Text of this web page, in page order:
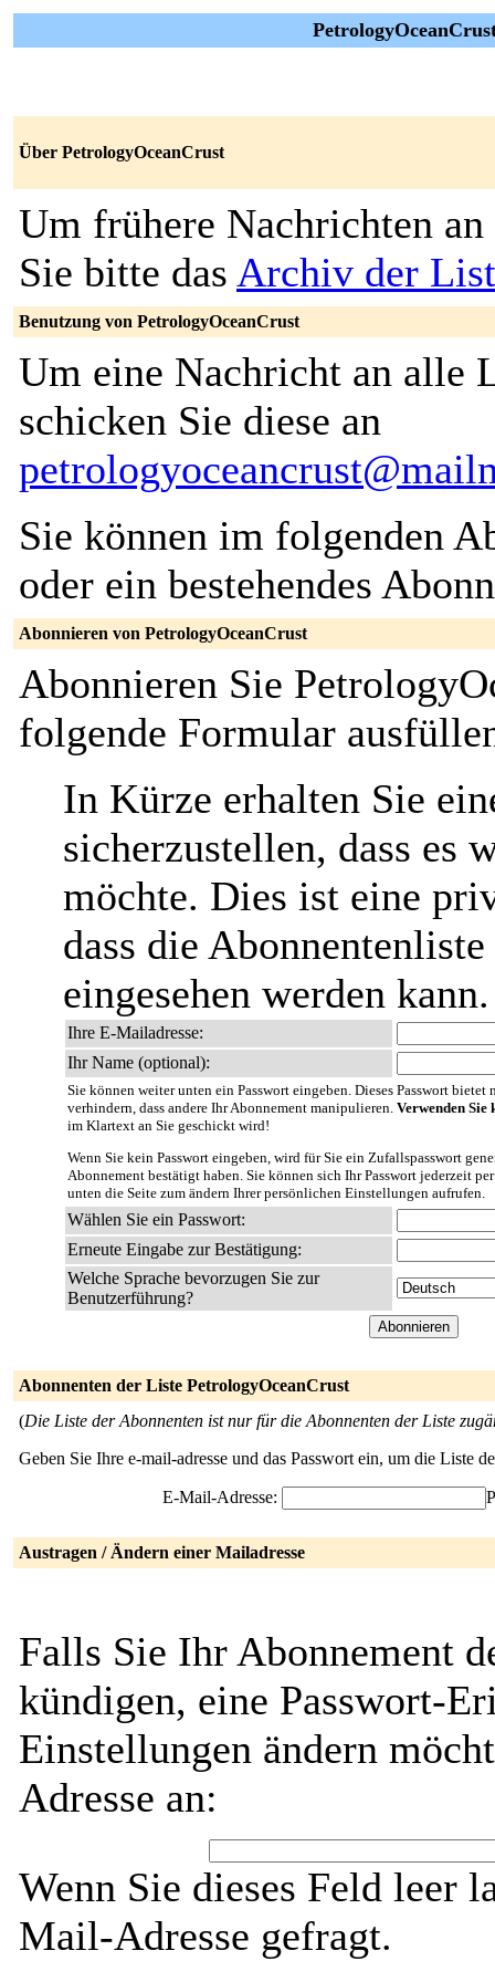
Über PetrologyOceanCrust
Um frühere Nachrichten an
Sie bitte das Archiv der
Benutzung von PetrologyOceanCrust
Um eine Nachricht an alle
schicken Sie diese an
Sie können im folgenden
oder ein bestehendes
Abonnieren von PetrologyOceanCrust
Abonnieren Sie
folgende Formular
In Kürze erhalten Sie
sicherzustellen, dass es
möchte. Dies ist eine
dass die
eingesehen werden kann.
Ihre E-Mailadresse:
Ihr Name (optional):
Sie können weiter unten ein Passwort eingeben. Dieses Passwort
verhindern, dass andere Ihr Abonnement manipulieren. Verwenden Sie
im Klartext an Sie geschickt wird!
Wenn Sie kein Passwort eingeben, wird für Sie ein Zufallspasswort
Abonnement bestätigt haben. Sie können sich Ihr Passwort jederzeit
unten die Seite zum ändern Ihrer persönlichen Einstellungen aufrufen.
Wählen Sie ein Passwort:
Erneute Eingabe zur Bestätigung:
Welche Sprache bevorzugen Sie zur
Benutzerführung?
Abonnenten der Liste PetrologyOceanCrust
(Die Liste der Abonnenten ist nur für die Abonnenten der Liste
Geben Sie Ihre e-mail-adresse und das Passwort ein, um die Liste
E-Mail-Adresse:
Austragen / Ändern einer Mailadresse
Falls Sie Ihr Abonnement
kündigen, eine Passwort-
Einstellungen ändern
Adresse an:
Wenn Sie dieses Feld leer
Mail-Adresse gefragt.